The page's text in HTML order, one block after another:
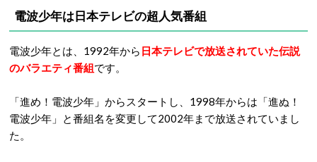
電波少年は日本テレビの超人気番組
電波少年とは、1992年から 日本テレビで放送されていた伝説
のバラエティ番組です。
「進め！電波少年」からスタートし、1998年からは「進ぬ！
電波少年」と番組名を変更して2002年まで放送されていまし
た。